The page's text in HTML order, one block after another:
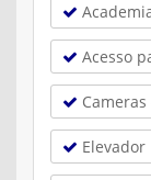
Acesso
Elevador